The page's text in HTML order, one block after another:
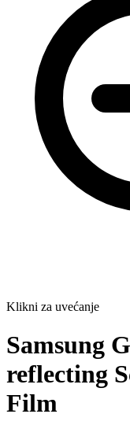
Klikni za uvećanje
Samsung
reflecting
Film